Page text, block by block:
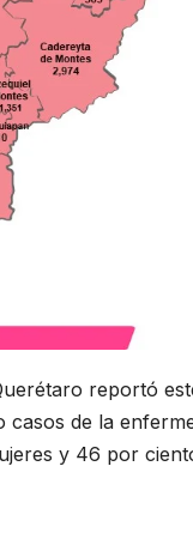
reportó
casos de la
y 46 por